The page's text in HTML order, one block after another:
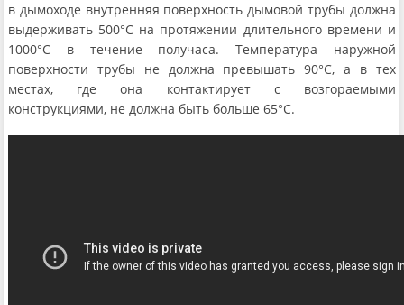
в дымоходе внутренняя поверхность дымовой трубы должна
выдерживать 500°С на протяжении длительного времени и
1000°С в течение получаса. Температура наружной
поверхности трубы не должна превышать 90°С, а в тех
местах, где она контактирует с возгораемыми
конструкциями, не должна быть больше 65°С.